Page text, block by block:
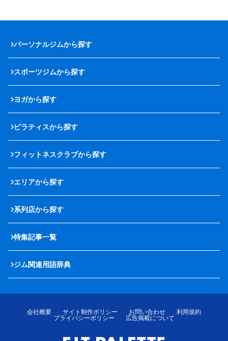
パーソナルジムから探す
スポーツジムから探す
ヨガから探す
ピラティスから探す
フィットネスクラブから探す
エリアから探す
系列店から探す
特集記事一覧
ジム関連用語辞典
会社概要 サイト制作ポリシー お問い合わせ
利用規約
プライバシーポリシー
広告掲載について